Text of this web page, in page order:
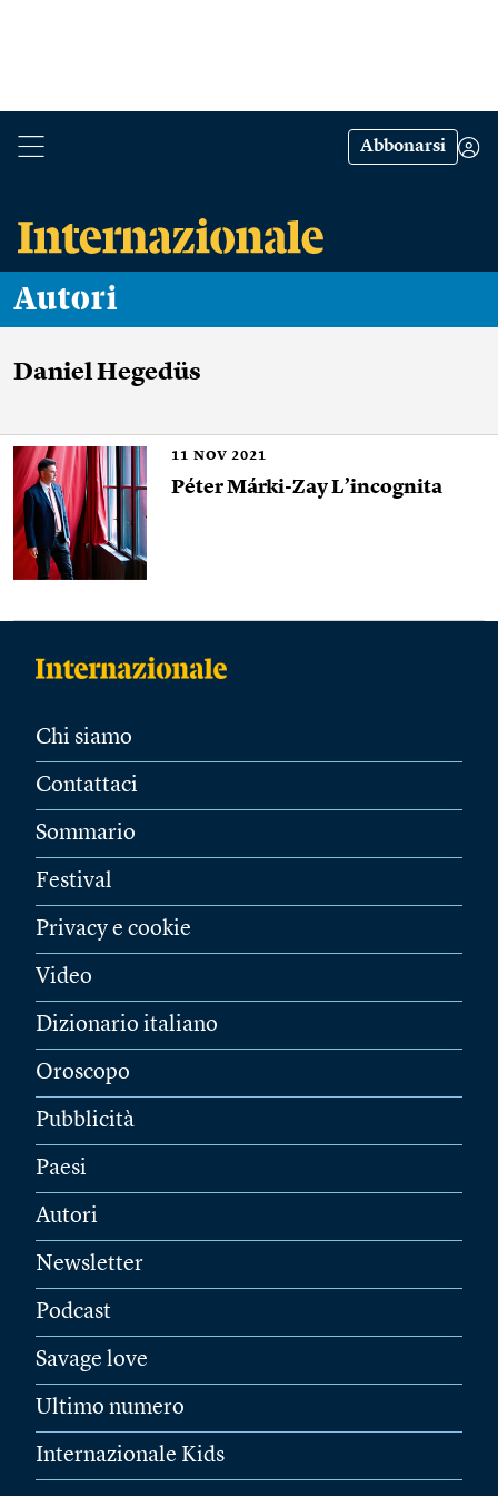
Abbonarsi
Autori
Daniel Hegedüs
11 NOV 2021
Péter Márki-Zay L’incognita
Chi siamo
Contattaci
Sommario
Festival
Privacy e cookie
Video
Dizionario italiano
Oroscopo
Pubblicità
Paesi
Autori
Newsletter
Podcast
Savage love
Ultimo numero
Internazionale Kids